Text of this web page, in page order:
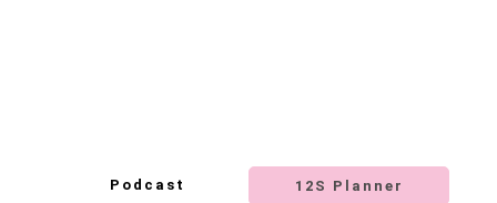
Podcast 12S Planner